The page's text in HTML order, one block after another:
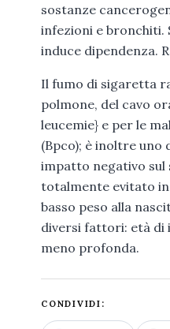
sostanze
infezioni e bronchiti.
induce dipendenza.
Il fumo di sigaretta
polmone, del cavo
leucemie} e per le
(Bpco); è inoltre
impatto negativo sul
totalmente evitato in
basso peso alla
diversi fattori: età di
meno profonda.
CONDIVIDI: